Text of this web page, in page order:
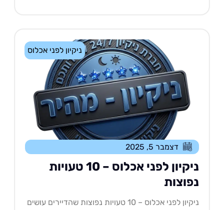
ניקיון לפני אכלוס
דצמבר 5, 2025
ניקיון לפני אכלוס – 10 טעויות
ניקיון לפני אכלוס – 10 טעויות נפוצות שהדיירים עושים